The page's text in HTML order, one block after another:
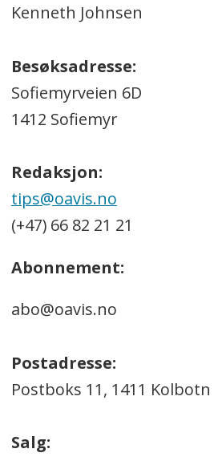
Kenneth Johnsen
Besøksadresse:
Sofiemyrveien 6D
1412 Sofiemyr
Redaksjon:
tips@oavis.no
(+47) 66 82 21 21
Abonnement:
abo@oavis.no
Postadresse:
Postboks 11, 1411 Kolbotn
Salg: